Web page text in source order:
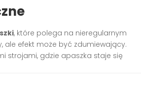
, które polega na nieregularnym
ale efekt może być zdumiewający.
strojami, gdzie apaszka staje się